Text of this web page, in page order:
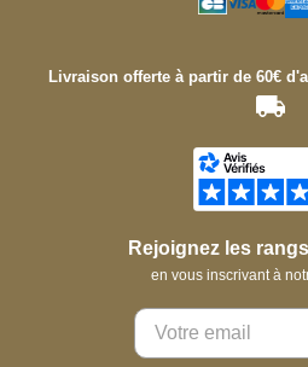
Livraison offerte à partir de 60€
Rejoignez les
en vous inscrivant à